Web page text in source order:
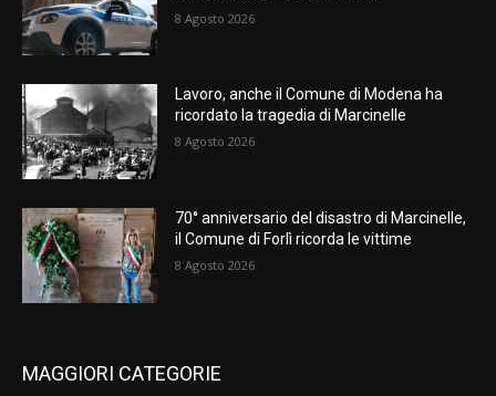
8 Agosto 2026
Lavoro, anche il Comune di Modena ha
ricordato la tragedia di Marcinelle
8 Agosto 2026
70° anniversario del disastro di Marcinelle,
il Comune di Forlì ricorda le vittime
8 Agosto 2026
MAGGIORI CATEGORIE